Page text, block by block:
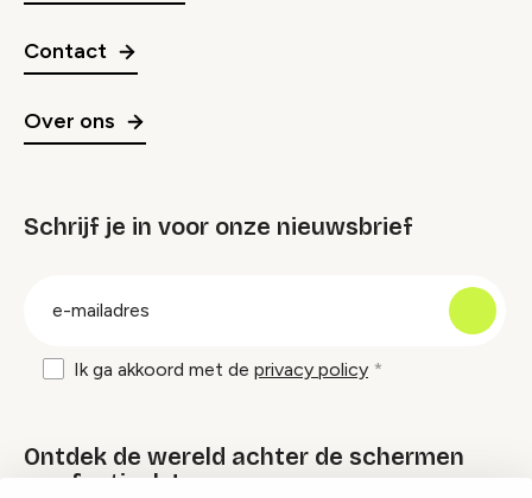
Contact
Over ons
Schrijf je in voor onze nieuwsbrief
Ik ga akkoord met de privacy policy
Ontdek de wereld achter de schermen
van festivals!